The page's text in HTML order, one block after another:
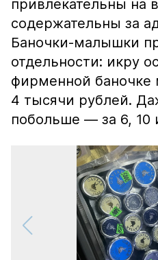
привлекательны на
содержательны за
Баночки-малышки
отдельности: икру
фирменной баночке
4 тысячи рублей.
побольше — за 6, 10